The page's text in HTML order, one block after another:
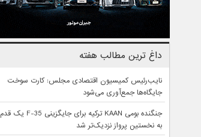
داغ ترین مطالب هفته
نایب‌رئیس کمیسیون اقتصادی مجلس: کارت سوخت
جایگاه‌ها جمع‌آوری می‌شود
جنگنده بومی KAAN ترکیه برای جایگزینی F-35 یک قدم
به نخستین پرواز نزدیک‌تر شد